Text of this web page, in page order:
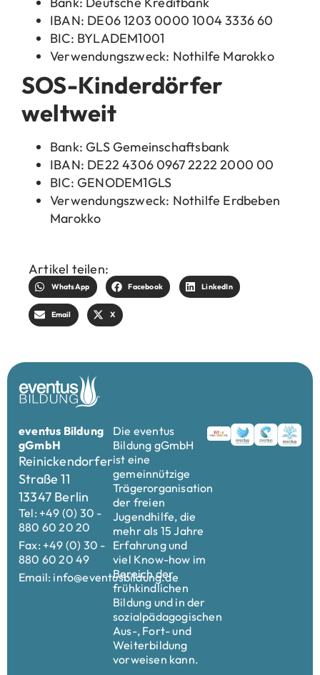
IBAN: DE06 1203 0000 1004 3336 60
BIC: BYLADEM1001
Verwendungszweck: Nothilfe Marokko
SOS-Kinderdörfer
weltweit
Bank: GLS Gemeinschaftsbank
IBAN: DE22 4306 0967 2222 2000 00
BIC: GENODEM1GLS
Verwendungszweck: Nothilfe Erdbeben
Marokko
Artikel teilen:
WhatsApp Facebook LinkedIn
Email X
eventus Bildung
gGmbH
Reinickendorfer
Straße 11
13347 Berlin
Tel: +49 (0) 30 -
880 60 20 20
Fax: +49 (0) 30 -
880 60 20 49
Email: info@eventusbildung.de
Die eventus
Bildung gGmbH
ist eine
gemeinnützige
Trägerorganisation
der freien
Jugendhilfe, die
mehr als 15 Jahre
Erfahrung und
viel Know-how im
Bereich der
frühkindlichen
Bildung und in der
sozialpädagogischen
Aus-, Fort- und
Weiterbildung
vorweisen kann.